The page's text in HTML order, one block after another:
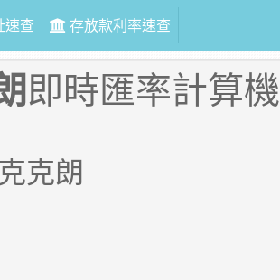
查 存放款利率速查
即時匯率計算機
克朗